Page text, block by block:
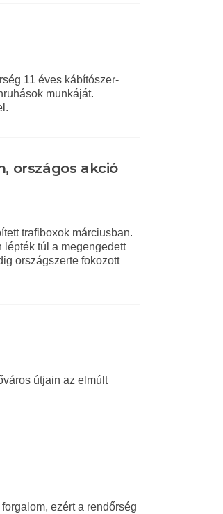
11 éves kábítószer-
munkáját.
országos akció
trafiboxok márciusban.
lépték túl a megengedett
országszerte fokozott
útjain az elmúlt
ezért a rendőrség